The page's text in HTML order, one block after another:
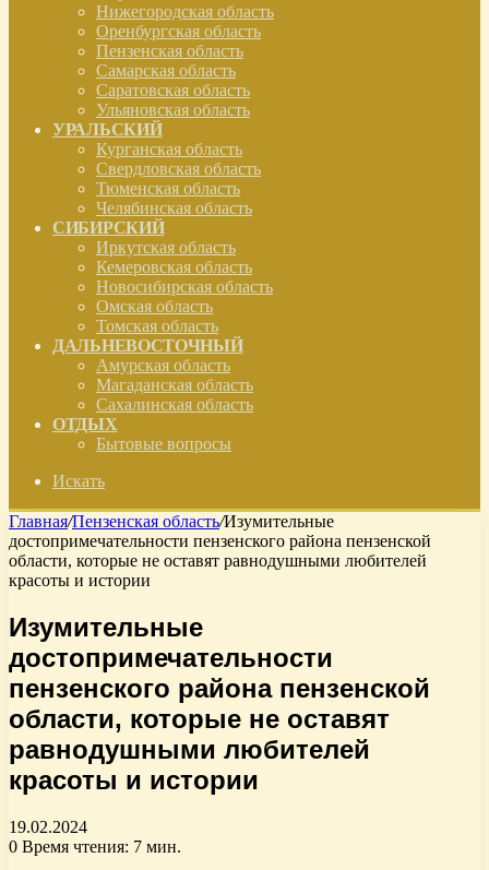
Нижегородская область
Оренбургская область
Пензенская область
Самарская область
Саратовская область
Ульяновская область
УРАЛЬСКИЙ
Курганская область
Свердловская область
Тюменская область
Челябинская область
СИБИРСКИЙ
Иркутская область
Кемеровская область
Новосибирская область
Омская область
Томская область
ДАЛЬНЕВОСТОЧНЫЙ
Амурская область
Магаданская область
Сахалинская область
ОТДЫХ
Бытовые вопросы
Искать
Главная/Пензенская область/Изумительные
достопримечательности пензенского района пензенской
области, которые не оставят равнодушными любителей
красоты и истории
Изумительные
достопримечательности
пензенского района пензенской
области, которые не оставят
равнодушными любителей
красоты и истории
19.02.2024
0 Время чтения: 7 мин.